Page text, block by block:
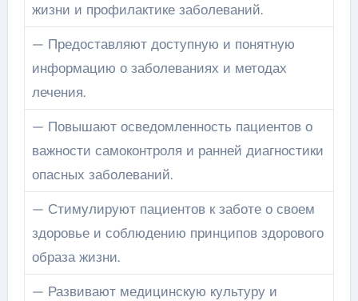
жизни и профилактике заболеваний.
— Предоставляют доступную и понятную
информацию о заболеваниях и методах
лечения.
— Повышают осведомленность пациентов о
важности самоконтроля и ранней диагностики
опасных заболеваний.
— Стимулируют пациентов к заботе о своем
здоровье и соблюдению принципов здорового
образа жизни.
— Развивают медицинскую культуру и